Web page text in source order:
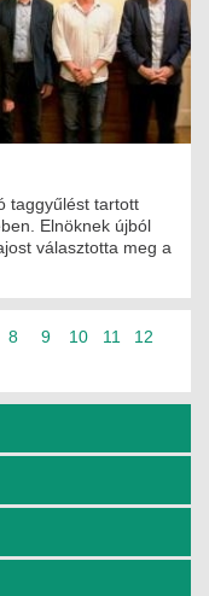
taggyűlést tartott
Elnöknek újból
választotta meg a
8 9 10 11 12